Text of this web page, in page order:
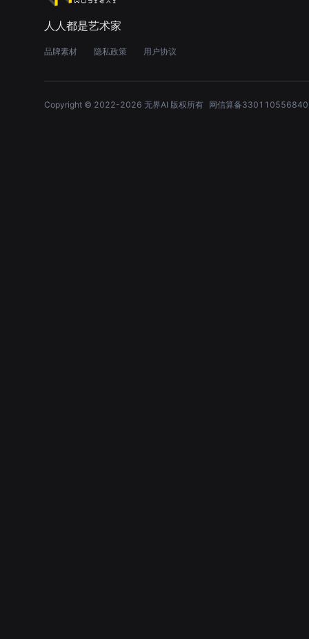
人人都是艺术家
品牌素材 隐私政策 用户协议
Copyright © 2022-2026 无界AI 版权所有 网信算备